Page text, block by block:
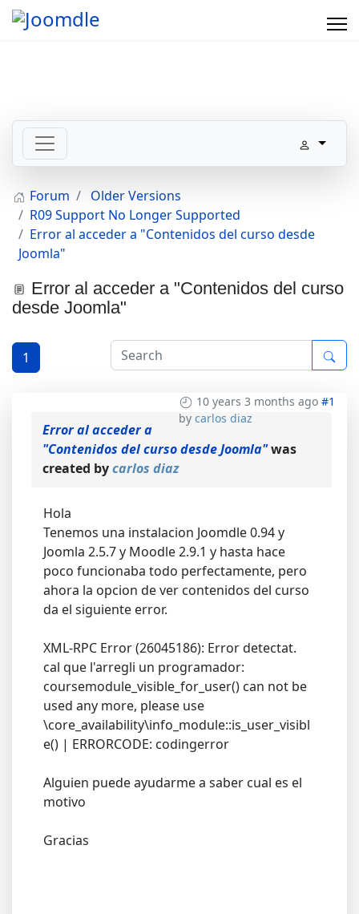
Forum
Older Versions
R09 Support No Longer Supported
Error al acceder a "Contenidos del curso desde
Joomla"
Error al acceder a "Contenidos del curso
desde Joomla"
1
10 years 3 months ago #1
by carlos diaz
Error al acceder a
"Contenidos del curso desde Joomla"was
created bycarlos diaz
Hola
Tenemos una instalacion Joomdle 0.94 y
Joomla 2.5.7 y Moodle 2.9.1 y hasta hace
poco funcionaba todo perfectamente, pero
ahora la opcion de ver contenidos del curso
da el siguiente error.
XML-RPC Error (26045186): Error detectat.
cal que l'arregli un programador:
coursemodule_visible_for_user() can not be
used any more, please use
\core_availability\info_module::is_user_visibl
e() | ERRORCODE: codingerror
Alguien puede ayudarme a saber cual es el
motivo
Gracias